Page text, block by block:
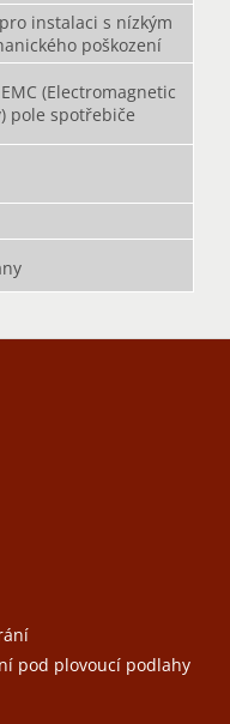
instalaci s nízkým
poškození
(Electromagnetic
pole spotřebiče
pod plovoucí podlahy